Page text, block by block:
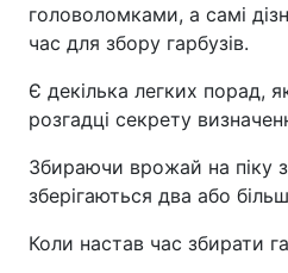
головоломками, а самі
час для збору гарбузів.
Є декілька легких порад,
розгадці секрету
Збираючи врожай на піку
зберігаються два або
Коли настав час збирати